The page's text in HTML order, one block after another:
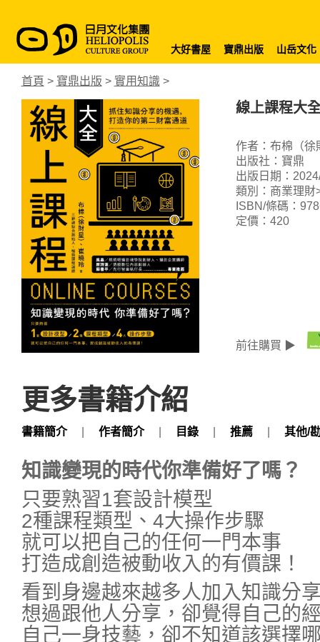
大好書屋 寶鼎出版 山岳文化
首頁 > 寶鼎出版 > 實用知識>
線上課程大
作者：布棉（徐
出版社：寶鼎
出版日期：
類別：商業理財
ISBN/條碼：
定價：420
前往購買 ▶
更多書籍介紹
書籍簡介 作者簡介 目錄 推薦 其他/
知識變現的時代你準備好了嗎？
只要熟習1套設計模型
2種課程類型、4大操作步驟
就可以把自己的任何一門本事
打造成創造被動收入的有價課！
看到身邊越來越多人加入知識分
想過跟他人分享，卻覺得自己的
自己一身技藝，卻不知道該選擇